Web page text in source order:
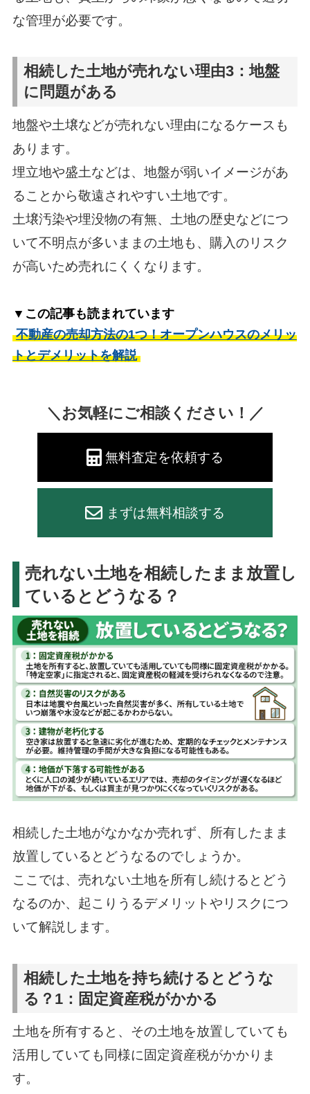
な管理が必要です。
相続した土地が売れない理由3：地盤
に問題がある
地盤や土壌などが売れない理由になるケースも
あります。
埋立地や盛土などは、地盤が弱いイメージがあ
ることから敬遠されやすい土地です。
土壌汚染や埋没物の有無、土地の歴史などにつ
いて不明点が多いままの土地も、購入のリスク
が高いため売れにくくなります。
▼この記事も読まれています
不動産の売却方法の1つ！オープンハウスのメリッ
トとデメリットを解説
＼お気軽にご相談ください！／
無料査定を依頼する
まずは無料相談する
売れない土地を相続したまま放置し
ているとどうなる？
相続した土地がなかなか売れず、所有したまま
放置しているとどうなるのでしょうか。
ここでは、売れない土地を所有し続けるとどう
なるのか、起こりうるデメリットやリスクにつ
いて解説します。
相続した土地を持ち続けるとどうな
る？1：固定資産税がかかる
土地を所有すると、その土地を放置していても
活用していても同様に固定資産税がかかりま
す。